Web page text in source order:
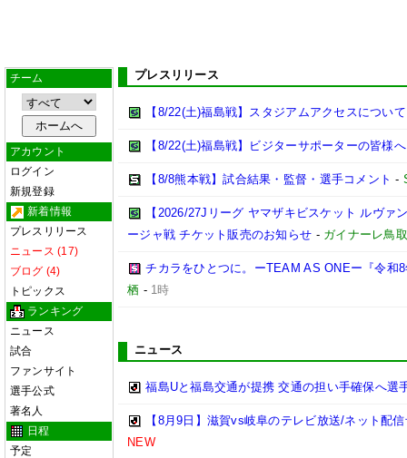
チーム
アカウント
ログイン
新規登録
新着情報
プレスリリース
ニュース (17)
ブログ (4)
トピックス
ランキング
ニュース
試合
ファンサイト
選手公式
著名人
日程
予定
プレスリリース
【8/22(土)福島戦】スタジアムアクセスについて
【8/22(土)福島戦】ビジターサポーターの皆様へ
【8/8熊本戦】試合結果・監督・選手コメント -
【2026/27Jリーグ ヤマザキビスケット ルヴ
ージャ戦 チケット販売のお知らせ - ガイナーレ鳥取
チカラをひとつに。ーTEAM AS ONEー『令和
栖 - 1時
ニュース
福島Uと福島交通が提携 交通の担い手確保へ選
【8月9日】滋賀vs岐阜のテレビ放送/ネット配
NEW